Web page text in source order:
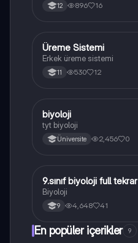
12 896 16
Biyoloji
Üreme Sistemi
Erkek üreme sistemi
11 530 12
BBiyoloji
biyoloji
tyt biyoloji
Üniversite 2,456 0
Biyoloji
9.sınıf biyoloji full tekrar
Biyoloji
9 4,648 41
En popüler içerikler 9